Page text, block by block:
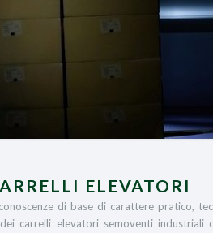
ELEVATORI
di base di carattere pratico,
carrelli elevatori semoventi industriali